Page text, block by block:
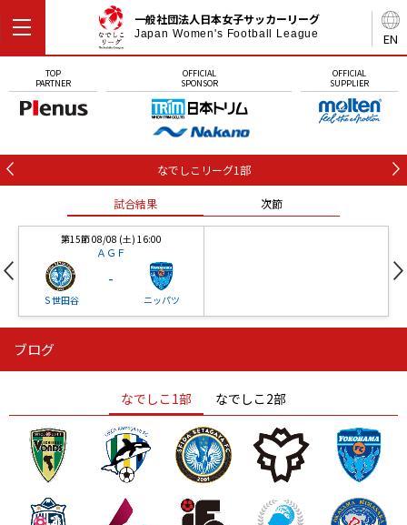
EN
一般社団法人日本女子サッカーリーグ
Japan Women's Football League
TOP
PARTNER
OFFICIAL
SPONSOR
OFFICIAL
SUPPLIER
なでしこリーグ1部
試合結果 次節
第15節 08/08 (土) 16:00
ＡＧＦ
Ｓ世田谷
-
ニッパツ
ニッパツ
ニッパツ 名古屋
石人の星
静岡 愛媛Ｌ
ブログ
なでしこ1部 なでしこ2部